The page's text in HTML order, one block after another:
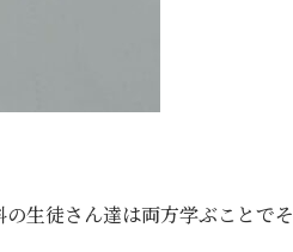
生徒さん達は両方学ぶことでそ